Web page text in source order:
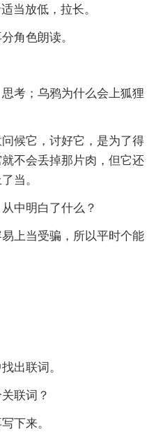
当放低，拉长。
角色朗读。
考；乌鸦为什么会上狐狸
候它，讨好它，是为了得
不会丢掉那片肉，但它还
当。
中明白了什么？
上当受骗，所以平时个能
出联词。
联词？
下来。